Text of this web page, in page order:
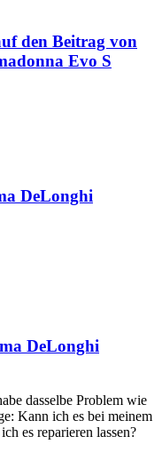
den Beitrag von
Evo S
DeLonghi
DeLonghi
dasselbe Problem wie
Kann ich es bei meinem
es reparieren lassen?